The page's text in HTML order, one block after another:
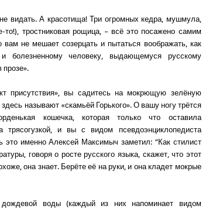
видать. А красотища! Три огромных кедра, мушмула,
тростниковая рощица, – всё это посажено самим
не мешает созерцать и пытаться воображать, как
болезненному человеку, выдающемуся русскому
прозе».
присутствия», вы садитесь на мокрющую зелёную
называют «скамьёй Горького». О вашу ногу трётся
кошечка, которая только что оставила
трясогузкой, и вы с видом псевдоэнциклопедиста
это именно Алексей Максимыч заметил: “Как стилист
говоря о росте русского языка, скажет, что этот
она знает. Берёте её на руки, и она кладет мокрые
воды (каждый из них напоминает видом